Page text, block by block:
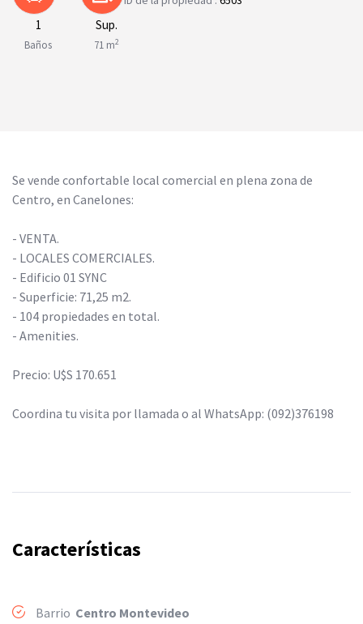
1
Baños
Sup.
71 m2
Se vende confortable local comercial en plena zona de
Centro, en Canelones:
- VENTA.
- LOCALES COMERCIALES.
- Edificio 01 SYNC
- Superficie: 71,25 m2.
- 104 propiedades en total.
- Amenities.
Precio: U$S 170.651
Coordina tu visita por llamada o al WhatsApp: (092)376198
Características
Barrio Centro Montevideo